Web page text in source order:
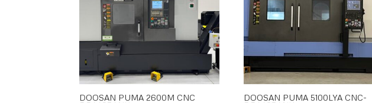
DOOSAN PUMA 2600M CNC
DOOSAN PUMA 5100LYA CNC-